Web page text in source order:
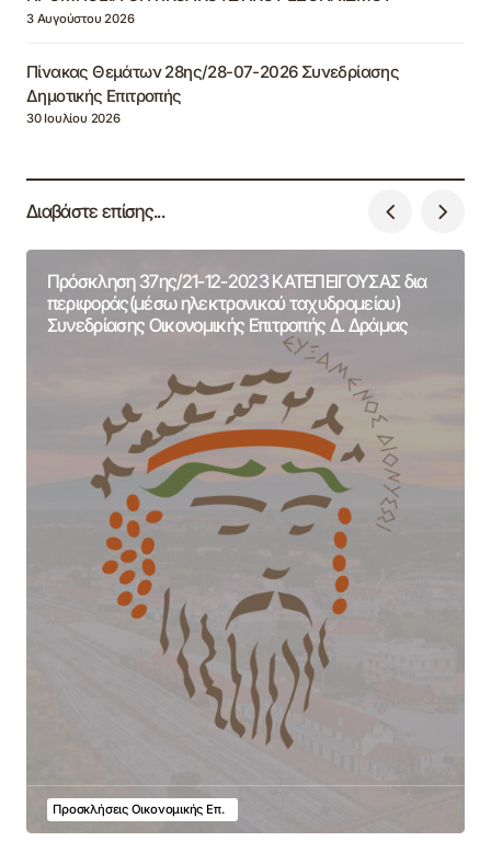
3 Αυγούστου 2026
Πίνακας Θεμάτων 28ης/28-07-2026 Συνεδρίασης
Δημοτικής Επιτροπής
30 Ιουλίου 2026
Διαβάστε επίσης...
Πρόσκληση 37ης/21-12-2023 ΚΑΤΕΠΕΙΓΟΥΣΑΣ δια
περιφοράς(μέσω ηλεκτρονικού ταχυδρομείου)
Συνεδρίασης Οικονομικής Επιτροπής Δ. Δράμας
Προσκλήσεις Οικονομικής Επ.